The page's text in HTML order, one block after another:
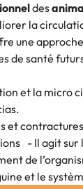
des
la
une
de santé
et la micro
et
- Il agit
de
et le